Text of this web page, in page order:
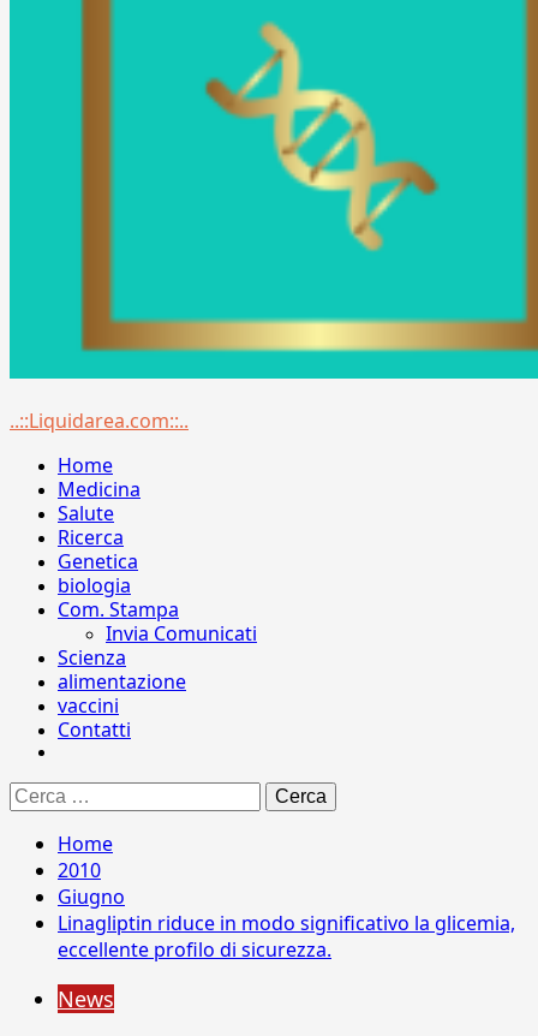
Menu
..::Liquidarea.com::..
Home
Medicina
Salute
Ricerca
Genetica
biologia
Com. Stampa
Invia Comunicati
Scienza
alimentazione
vaccini
Contatti
Ricerca
per:
Home
2010
Giugno
Linagliptin riduce in modo significativo la glicemia,
eccellente profilo di sicurezza.
News